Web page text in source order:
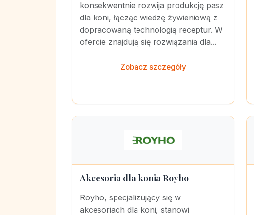
konsekwentnie rozwija produkcję pasz
dla koni, łącząc wiedzę żywieniową z
dopracowaną technologią receptur. W
ofercie znajdują się rozwiązania dla...
Zobacz szczegóły
Akcesoria dla konia Royho
Royho, specjalizujący się w
akcesoriach dla koni, stanowi